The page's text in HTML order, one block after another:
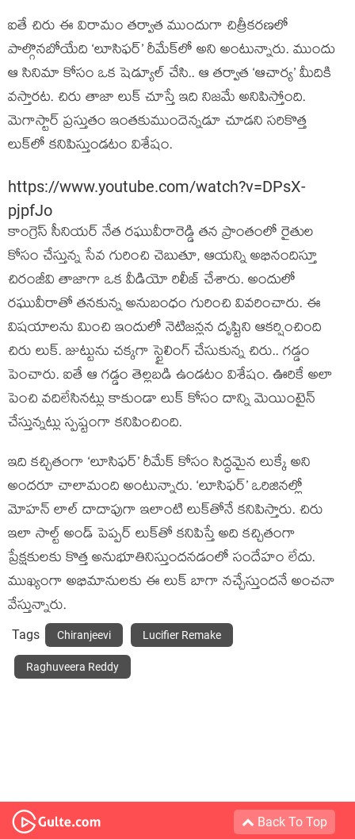
ఐతే చిరు ఈ విరామం తర్వాత ముందుగా చిత్రీకరణలో
పాల్గొనబోయేది ‘లూసిఫర్’ రీమేక్‌లో అని అంటున్నారు. ముందు
ఆ సినిమా కోసం ఒక షెడ్యూల్ చేసి.. ఆ తర్వాత ‘ఆచార్య’ మీదికి
వస్తారట. చిరు తాజా లుక్‌ చూస్తే ఇది నిజమే అనిపిస్తోంది.
మెగాస్టార్ ప్రస్తుతం ఇంతకుముందెన్నడూ చూడని సరికొత్త
లుక్‌లో కనిపిస్తుండటం విశేషం.
https://www.youtube.com/watch?v=DPsX-
pjpfJo
కాంగ్రెస్ సీనియర్ నేత రఘువీరారెడ్డి తన ప్రాంతంలో రైతుల
కోసం చేస్తున్న సేవ గురించి చెబుతూ, ఆయన్ని అభినందిస్తూ
చిరంజీవి తాజాగా ఒక వీడియో రిలీజ్ చేశారు. అందులో
రఘువీరాతో తనకున్న అనుబంధం గురించి వివరించారు. ఈ
విషయాలను మించి ఇందులో నెటిజన్లన దృష్టిని ఆకర్షించింది
చిరు లుక్. జుట్టును చక్కగా స్టైలింగ్ చేసుకున్న చిరు.. గడ్డం
పెంచారు. ఐతే ఆ గడ్డం తెల్లబడి ఉండటం విశేషం. ఊరికే అలా
పెంచి వదిలేసినట్లు కాకుండా లుక్ కోసం దాన్ని మెయింటైన్
చేస్తున్నట్లు స్పష్టంగా కనిపించింది.
ఇది కచ్చితంగా ‘లూసిఫర్’ రీమేక్ కోసం సిద్ధమైన లుక్కే అని
అందరూ చాలామంది అంటున్నారు. ‘లూసిఫర్’ ఒరిజినల్లో
మోహన్ లాల్ దాదాపుగా ఇలాంటి లుక్‌తోనే కనిపిస్తారు. చిరు
ఇలా సాల్ట్ అండ్ పెప్పర్ లుక్‌తో కనిపిస్తే అది కచ్చితంగా
ప్రేక్షకులకు కొత్త అనుభూతినిస్తుందనడంలో సందేహం లేదు.
ముఖ్యంగా అభిమానులకు ఈ లుక్ బాగా నచ్చేస్తుందనే అంచనా
వేస్తున్నారు.
Tags Chiranjeevi Lucifier Remake
Raghuveera Reddy
Back To Top